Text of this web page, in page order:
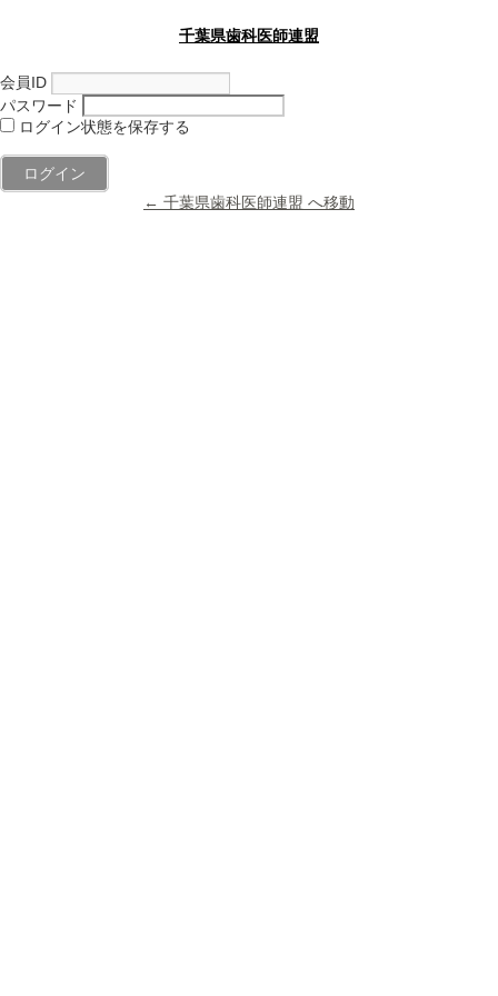
千葉県歯科医師連盟
会員ID
パスワード
ログイン状態を保存する
← 千葉県歯科医師連盟 へ移動